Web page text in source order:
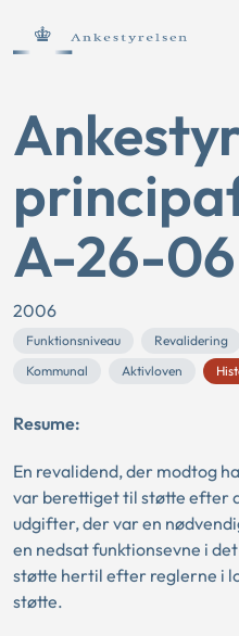
A-26-06
2006
Funktionsniveau Revalidering
Kommunal
Aktivloven
Resume:
En revalidend, der modtog
var berettiget til støtte efter
udgifter, der var en
en nedsat funktionsevne i
støtte hertil efter reglerne i
støtte.